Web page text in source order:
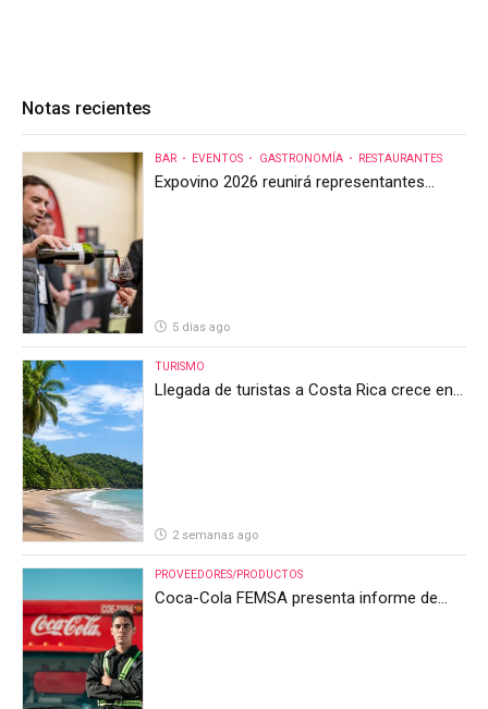
Notas recientes
BAR EVENTOS GASTRONOMÍA RESTAURANTES
Expovino 2026 reunirá representantes
5 días ago
TURISMO
Llegada de turistas a Costa Rica crece en
2 semanas ago
PROVEEDORES/PRODUCTOS
Coca-Cola FEMSA presenta informe de